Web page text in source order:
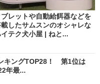
ブレットや自動給餌器などを
したサムスンのオシャレな
テク犬小屋 | ねと...
キングTOP28！ 第1位は
年最...